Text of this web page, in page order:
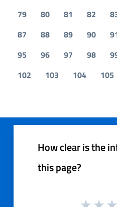
79
80 81 82
87
88 89 90
95
96 97 98
102
103 104 105
How clear is the
this page?